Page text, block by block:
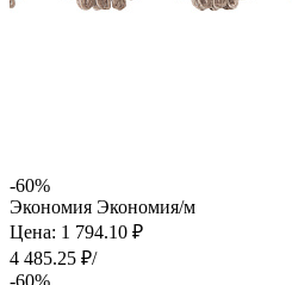
-60%
Экономия Экономия/м
Цена: 1 794.10 ₽
4 485.25 ₽/
-60%